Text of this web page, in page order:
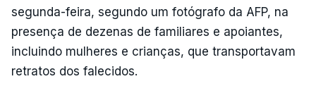
segunda-feira, segundo um fotógrafo da AFP, na
presença de dezenas de familiares e apoiantes,
incluindo mulheres e crianças, que transportavam
retratos dos falecidos.